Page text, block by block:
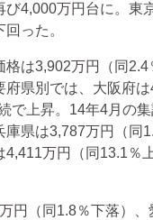
び4,000万円台に。東
った。
は3,902万円（同2.4
府県別では、大阪府
で上昇。14年4月の
庫県は3,787万円（同
4,411万円（同13.1％
円（同1.8％下落）、